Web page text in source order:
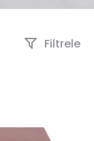
Filtrele